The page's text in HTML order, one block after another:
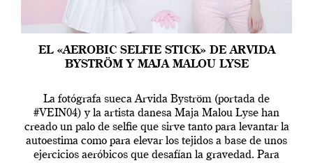
EL «AEROBIC SELFIE STICK» DE ARVIDA
BYSTRÖM Y MAJA MALOU LYSE
La fotógrafa sueca Arvida Byström (portada de
#VEIN04) y la artista danesa Maja Malou Lyse han
creado un palo de selfie que sirve tanto para levantar la
autoestima como para elevar los tejidos a base de unos
ejercicios aeróbicos que desafían la gravedad. Para